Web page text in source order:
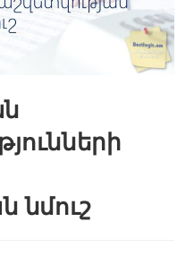
նմուշ